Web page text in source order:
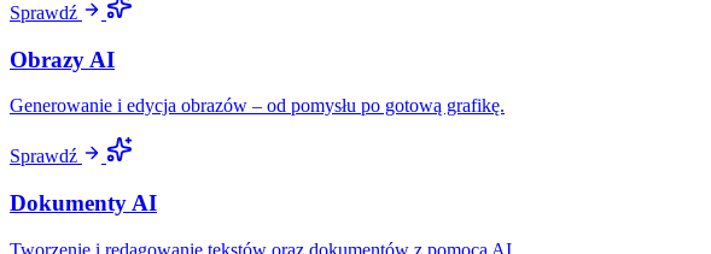
Sprawdź
Obrazy AI
Generowanie i edycja obrazów – od pomysłu po gotową grafikę.
Sprawdź
Dokumenty AI
Tworzenie i redagowanie tekstów oraz dokumentów z pomocą AI.